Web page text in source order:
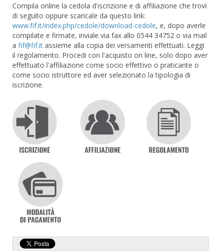
Compila online la cedola d'iscrizione e di affiliazione che trovi
di seguito oppure scaricale da questo link:
www.fif.it/index.php/cedole/download-cedole, e, dopo averle
compilate e firmate, inviale via fax allo 0544 34752 o via mail
a
assieme alla copia dei versamenti effettuati. Leggi
il regolamento. Procedi con l'acquisto on line, solo dopo aver
effettuato l'affiliazione come socio effettivo o praticante o
come socio istruttore ed aver selezionato la tipologia di
iscrizione.